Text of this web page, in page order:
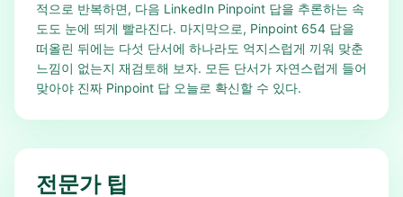
적으로 반복하면, 다음 LinkedIn Pinpoint 답을 추론하는 속
도도 눈에 띄게 빨라진다. 마지막으로, Pinpoint 654 답을
떠올린 뒤에는 다섯 단서에 하나라도 억지스럽게 끼워 맞춘
느낌이 없는지 재검토해 보자. 모든 단서가 자연스럽게 들어
맞아야 진짜 Pinpoint 답 오늘로 확신할 수 있다.
전문가 팁